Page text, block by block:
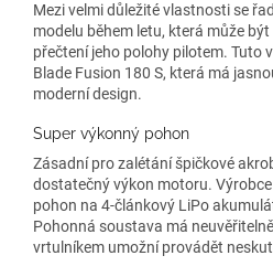
Mezi velmi důležité vlastnosti se
modelu během letu, která může
přečtení jeho polohy pilotem. Tuto
Blade Fusion 180 S, která má
moderní design.
Super výkonný pohon
Zásadní pro zalétání špičkové
dostatečný výkon motoru.
pohon na 4-článkový LiPo
Pohonná soustava má
vrtulníkem umožní provádět